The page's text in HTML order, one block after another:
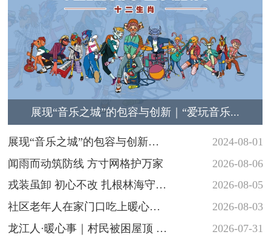
展现“音乐之城”的包容与创新｜“爱玩音乐...
2024-08-01
展现“音乐之城”的包容与创新
｜“爱玩音...
2026-08-06
闻雨而动筑防线 方寸网格护万家
2026-08-05
戎装虽卸 初心不改 扎根林海守护
青山
2026-08-03
社区老年人在家门口吃上暖心热
饭
2026-07-31
龙江人·暖心事｜村民被困屋顶 民